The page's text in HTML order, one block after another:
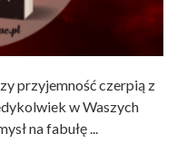
przyjemność czerpią z
w Waszych
na fabułę ...